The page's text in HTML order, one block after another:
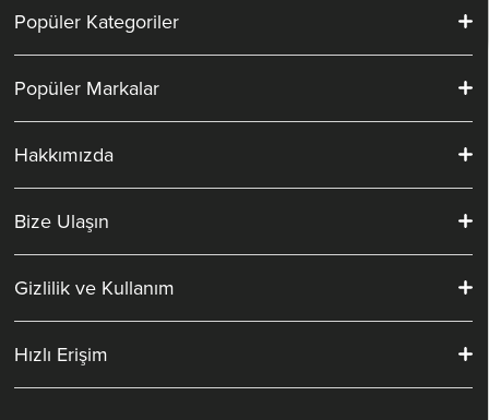
Popüler Kategoriler
Popüler Markalar
Hakkımızda
Bize Ulaşın
Gizlilik ve Kullanım
Hızlı Erişim